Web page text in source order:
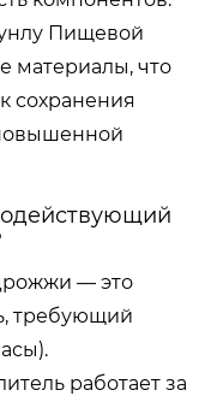
Пищевой
материалы, что
сохранения
— это
требующий
работает за